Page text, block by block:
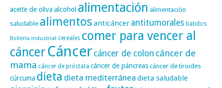
aceite de oliva alcohol alimentación alimentación
saludable alimentos anticáncer antitumorales batidos
Bollería industrial cereales comer para vencer al
cáncerCáncer cáncer de colon cáncer de
mama cáncer de próstata cáncer de páncreascáncer de tiroides
cúrcuma dieta dieta mediterránea dieta saludable